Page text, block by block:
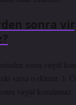
sonra
sonra virgül
varsa o eklenir. 3.
virgül konulamaz.